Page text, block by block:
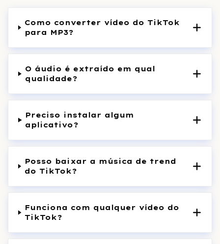
Como converter vídeo do TikTok
para MP3?
O áudio é extraído em qual
qualidade?
Preciso instalar algum
aplicativo?
Posso baixar a música de trend
do TikTok?
Funciona com qualquer vídeo do
TikTok?